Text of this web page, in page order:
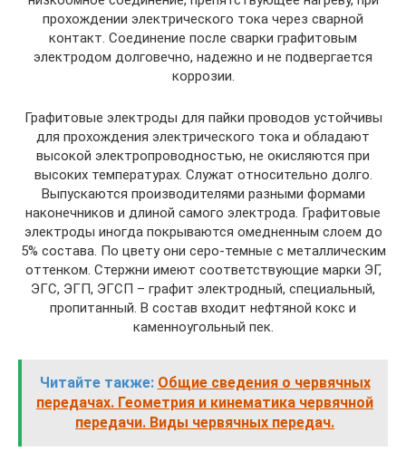
прохождении электрического тока через сварной
контакт. Соединение после сварки графитовым
электродом долговечно, надежно и не подвергается
коррозии.
Графитовые электроды для пайки проводов устойчивы
для прохождения электрического тока и обладают
высокой электропроводностью, не окисляются при
высоких температурах. Служат относительно долго.
Выпускаются производителями разными формами
наконечников и длиной самого электрода. Графитовые
электроды иногда покрываются омедненным слоем до
5% состава. По цвету они серо-темные с металлическим
оттенком. Стержни имеют соответствующие марки ЭГ,
ЭГС, ЭГП, ЭГСП – графит электродный, специальный,
пропитанный. В состав входит нефтяной кокс и
каменноугольный пек.
Читайте также: Общие сведения о червячных
передачах. Геометрия и кинематика червячной
передачи. Виды червячных передач.